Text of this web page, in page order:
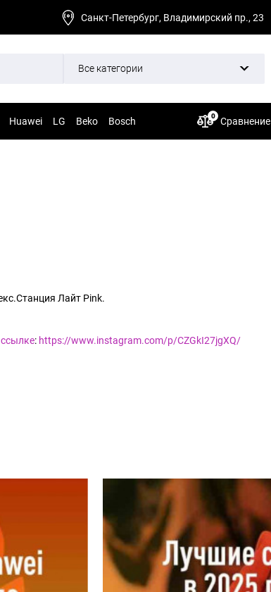
Санкт-Петербург, Владимирский пр., 23
Все категории
Huawei LG Beko Bosch Сравнение
0
Лайт Pink.
ссылке: https://www.instagram.com/p/CZGkI27jgXQ/